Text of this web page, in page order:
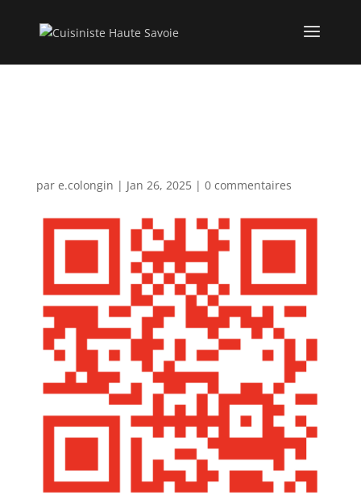
par e.colongin | Jan 26, 2025| 0 commentaires